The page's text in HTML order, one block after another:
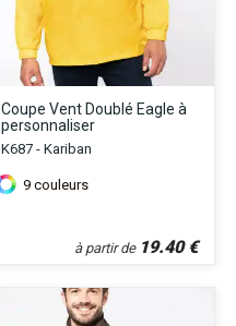
Coupe Vent Doublé Eagle à
personnaliser
K687 - Kariban
9 couleurs
à partir de 19.40€